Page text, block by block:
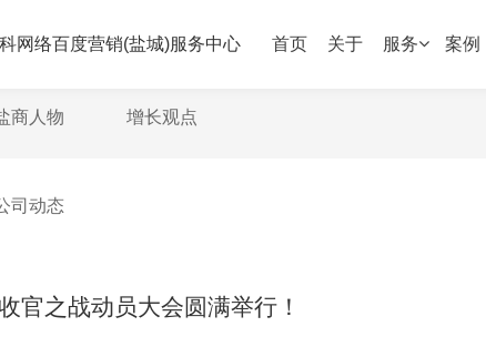
网络百度营销(盐城)服务中心 首页 关于 服务 案例
商人物 增长观点
司动态
官之战动员大会圆满举行！